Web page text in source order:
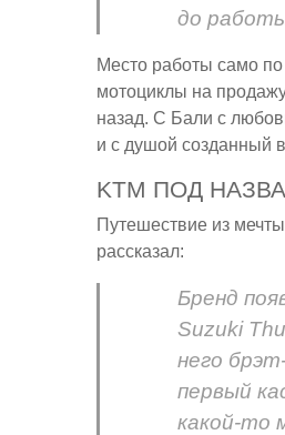
до
Место работы само
мотоциклы на
назад. С Бали с
и с душой созданный
KTM ПОД
Путешествие из
рассказал:
Бренд
Suzuki
него
первый
какой-то